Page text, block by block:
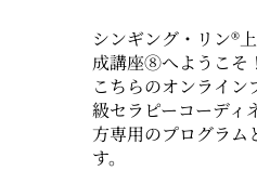
シンギング・リン®
成講座⑧へようこそ！
こちらのオンライン
級セラピーコーディ
方専用のプログラム
す。